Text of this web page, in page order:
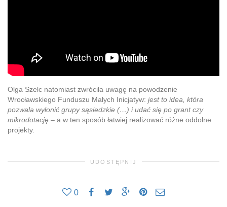
Olga Szelc natomiast zwróciła uwagę na powodzenie
Wrocławskiego Funduszu Małych Inicjatyw: jest to idea, która
pozwala wyłonić grupy sąsiedzkie (…) i udać się po grant czy
mikrodotację – a w ten sposób łatwiej realizować różne oddolne
projekty.
UDOSTĘPNIJ
0